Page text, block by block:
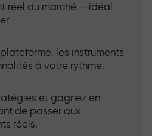
réel du marché — idéal
les instruments
à votre rythme.
et gagnez en
de passer aux
réels.